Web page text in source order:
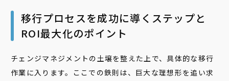
移行プロセスを成功に導くステップと
ROI最大化のポイント
チェンジマネジメントの土壌を整えた上で、具体的な移行
作業に入ります。ここでの鉄則は、巨大な理想形を追い求